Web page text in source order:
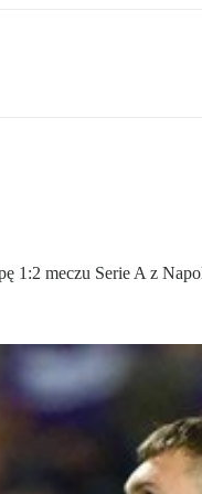
1:2 meczu Serie A z